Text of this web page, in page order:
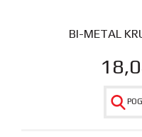
BI-METAL